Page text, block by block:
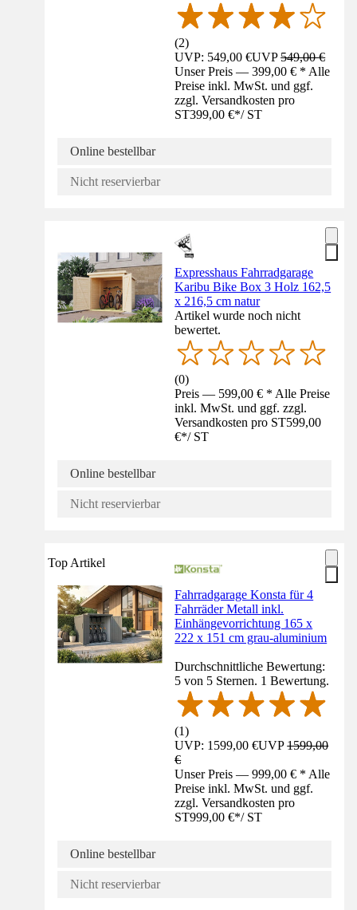
(2)
UVP: 549,00 €UVP549,00 €
Unser Preis — 399,00 € * Alle
Preise inkl. MwSt. und ggf.
zzgl. Versandkosten pro
ST399,00 €*/ ST
Online bestellbar
Nicht reservierbar
Expresshaus Fahrradgarage
Karibu Bike Box 3 Holz 162,5
x 216,5 cm natur
Artikel wurde noch nicht
bewertet.
(0)
Preis — 599,00 € * Alle Preise
inkl. MwSt. und ggf. zzgl.
Versandkosten pro ST599,00
€*/ ST
Online bestellbar
Nicht reservierbar
Top Artikel
Fahrradgarage Konsta für 4
Fahrräder Metall inkl.
Einhängevorrichtung 165 x
222 x 151 cm grau-aluminium
Durchschnittliche Bewertung:
5 von 5 Sternen. 1 Bewertung.
(1)
UVP: 1599,00 €UVP1599,00
€
Unser Preis — 999,00 € * Alle
Preise inkl. MwSt. und ggf.
zzgl. Versandkosten pro
ST999,00 €*/ ST
Online bestellbar
Nicht reservierbar